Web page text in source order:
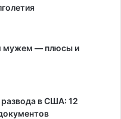
мужем — плюсы и
в США: 12